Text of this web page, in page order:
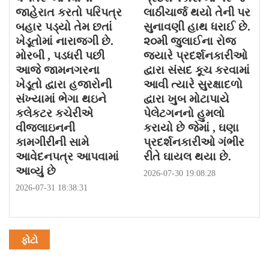
જાહેરાત કરતો પરિપત્ર
બહાર પડ્યો તેમ છતાં
ખેડૂતોમાં નારાજગી છે.
મોરબી , પડધરી પછી
આજે જામનગરના
ખેડૂતો દ્વારા હજારોની
સંખ્યામાં ભેગા થઇને
કલેકટર કચેરીએ
વીજલાઇનની
કામગીરીની સામે
આવેદનપત્ર આપવામાં
આવ્યું છે
2026-07-31 18:38:31
લાઠીચાર્જ થયો તેની પર
સુનાવણી હાથ ધરાઈ છે.
૨૦મી જુલાઈના રોજ
જયારે પ્રદર્શનકારીઓ
દ્વારા સંસદ કૂચ કરવામાં
આવી ત્યારે સુરક્ષાદળો
દ્વારા ખુબ મોટાપાયે
પેલેટગનનો હુમલો
કરાયો છે જેમાં , ઘણા
પ્રદર્શનકારીઓ ગંભીર
રીતે ઘાયલ થયા છે.
2026-07-30 19:08:28
ફોટો